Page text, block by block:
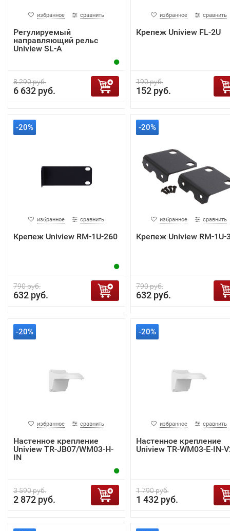
избранное сравнить
Регулируемый
направляющий рельс
Uniview SL-A
8 290 руб.
6 632 руб.
избранное сравнить
Крепеж Uniview FL-2U
190 руб.
152 руб.
-20%
избранное сравнить
Крепеж Uniview RM-1U-260
790 руб.
632 руб.
-20%
избранное сравнить
Крепеж Uniview RM-1U-
790 руб.
632 руб.
-20%
избранное сравнить
Настенное крепление
Uniview TR-JB07/WM03-H-
IN
3 590 руб.
2 872 руб.
-20%
избранное сравнить
Настенное крепление
Uniview TR-WM03-E-IN-
1 790 руб.
1 432 руб.